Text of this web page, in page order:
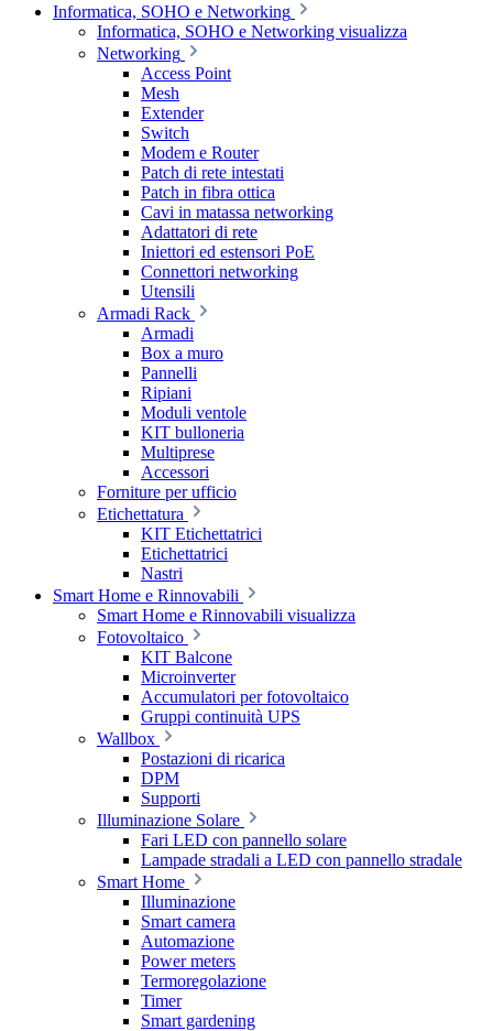
Informatica, SOHO e Networking
Informatica, SOHO e Networking visualizza
Networking
Access Point
Mesh
Extender
Switch
Modem e Router
Patch di rete intestati
Patch in fibra ottica
Cavi in matassa networking
Adattatori di rete
Iniettori ed estensori PoE
Connettori networking
Utensili
Armadi Rack
Armadi
Box a muro
Pannelli
Ripiani
Moduli ventole
KIT bulloneria
Multiprese
Accessori
Forniture per ufficio
Etichettatura
KIT Etichettatrici
Etichettatrici
Nastri
Smart Home e Rinnovabili
Smart Home e Rinnovabili visualizza
Fotovoltaico
KIT Balcone
Microinverter
Accumulatori per fotovoltaico
Gruppi continuità UPS
Wallbox
Postazioni di ricarica
DPM
Supporti
Illuminazione Solare
Fari LED con pannello solare
Lampade stradali a LED con pannello stradale
Smart Home
Illuminazione
Smart camera
Automazione
Power meters
Termoregolazione
Timer
Smart gardening